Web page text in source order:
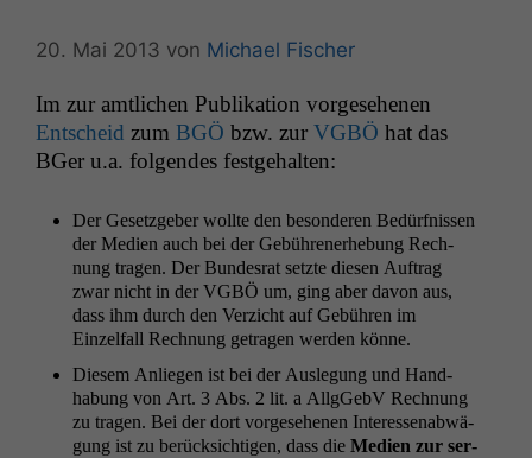
20. Mai 2013 von Michael Fischer
Im zur amtlichen Pub­lika­tion vorge­se­henen
Entscheid zum BGÖ bzw. zur VGBÖ hat das
BGer u.a. fol­gen­des festgehalten:
Der Geset­zge­ber wollte den beson­deren Bedürfnis­sen
der Medi­en auch bei der Gebühren­er­he­bung Rech­
nung tra­gen. Der Bun­desrat set­zte diesen Auf­trag
zwar nicht in der VGBÖ um, ging aber davon aus,
dass ihm durch den Verzicht auf Gebühren im
Einzelfall Rech­nung getra­gen wer­den könne.
Diesem Anliegen ist bei der Ausle­gung und Hand­
habung von Art. 3 Abs. 2 lit. a AllgGe­bV Rech­nung
zu tra­gen. Bei der dort vorge­se­henen Inter­essen­ab­wä­
gung ist zu berück­sichti­gen, dass die Medi­en zur ser­